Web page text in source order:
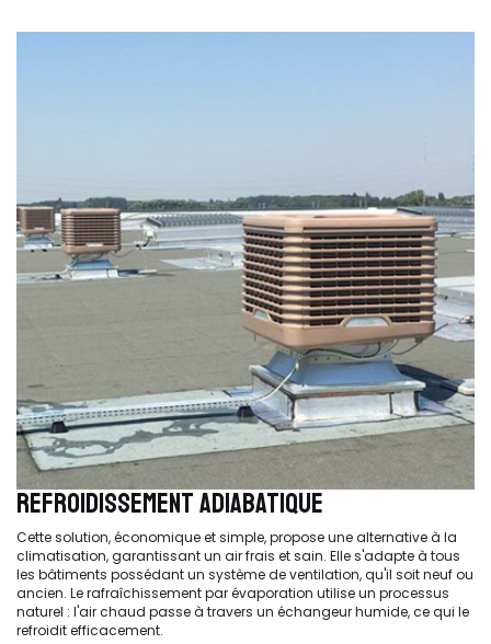
REFROIDISSEMENT ADIABATIQUE
Cette solution, économique et simple, propose une alternative à la
climatisation, garantissant un air frais et sain. Elle s'adapte à tous
les bâtiments possédant un système de ventilation, qu'il soit neuf ou
ancien. Le rafraîchissement par évaporation utilise un processus
naturel : l'air chaud passe à travers un échangeur humide, ce qui le
refroidit efficacement.